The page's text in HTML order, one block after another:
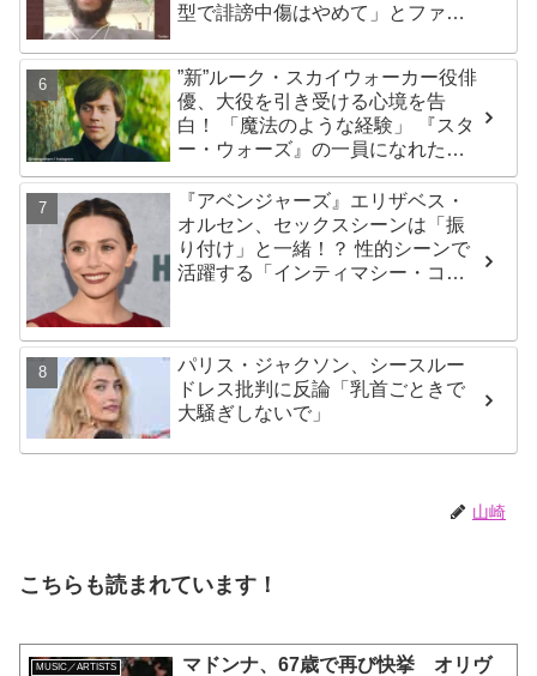
型で誹謗中傷はやめて」とファン
”新”ルーク・スカイウォーカー役俳
優、大役を引き受ける心境を告
白！ 「魔法のような経験」 『スタ
ー・ウォーズ』の一員になれたこ
とによろこび爆発
『アベンジャーズ』エリザベス・
オルセン、セックスシーンは「振
り付け」と一緒！？ 性的シーンで
活躍する「インティマシー・コー
パリス・ジャクソン、シースルー
ドレス批判に反論「乳首ごときで
大騒ぎしないで」
山崎
こちらも読まれています！
MUSIC／ARTISTS
マドンナ、67歳で再び快挙 オリヴ